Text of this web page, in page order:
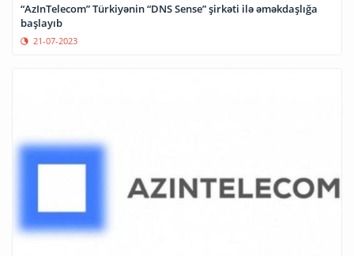
“AzInTelecom” Türkiyənin “DNS Sense” şirkəti ilə əməkdaşlığa
başlayıb
21-07-2023